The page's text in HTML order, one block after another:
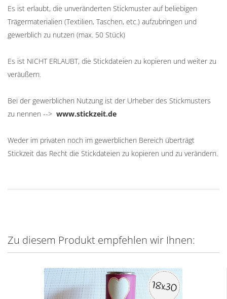
Es ist erlaubt, die unveränderten Stickmuster auf beliebigen
Trägermaterialien (Textilien, Taschen, etc.) aufzubringen und
gewerblich zu nutzen (max. 50 Stück)
Es ist NICHT ERLAUBT, die Stickdateien zu kopieren und weiter zu
veräußern.
Bei der gewerblichen Nutzung ist der Urheber des Stickmusters
zu nennen --> www.stickzeit.de
Weder im privaten noch im gewerblichen Bereich überträgt
Stickzeit das Recht die Stickdateien zu kopieren und zu verändern.
Zu diesem Produkt empfehlen wir Ihnen: